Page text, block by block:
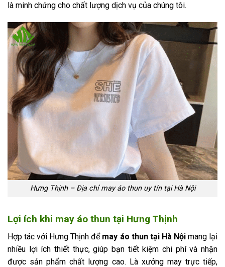
là minh chứng cho chất lượng dịch vụ của chúng tôi.
Hưng Thịnh – Địa chỉ may áo thun uy tín tại Hà Nội
Lợi ích khi may áo thun tại Hưng Thịnh
Hợp tác với Hưng Thịnh để may áo thun tại Hà Nộimang lại
nhiều lợi ích thiết thực, giúp bạn tiết kiệm chi phí và nhận
được sản phẩm chất lượng cao. Là xưởng may trực tiếp,